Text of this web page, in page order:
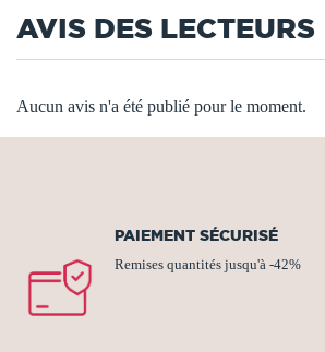
AVIS DES LECTEURS
Aucun avis n'a été publié pour le moment.
PAIEMENT SÉCURISÉ
Remises quantités jusqu'à -42%